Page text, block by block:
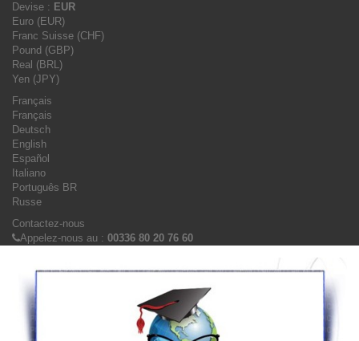
Devise : EUR
Euro (EUR)
Franc Suisse (CHF)
Pound (GBP)
Real (BRL)
Yen (JPY)
Français
Français
Deutsch
English
Español
Italiano
Português BR
Russe
Contactez-nous
Appelez-nous au : 00336 80 20 76 60